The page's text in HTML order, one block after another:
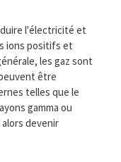
l'électricité et
ions positifs et
les gaz sont
être
telles que le
gamma ou
devenir